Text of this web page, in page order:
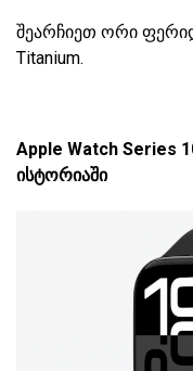
შეარჩიეთ ორი
Titanium.
Apple Watch Series
ისტორიაში